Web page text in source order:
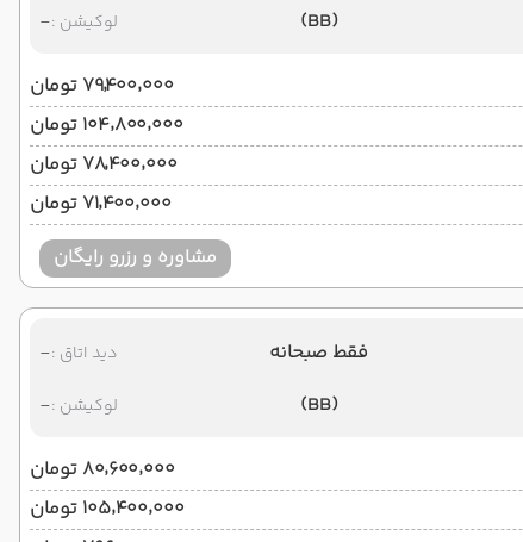
(BB)
لوکیشن :-
۷۹٬۴۰۰٬۰۰۰ تومان
۱۰۴٬۸۰۰٬۰۰۰ تومان
۷۸٬۴۰۰٬۰۰۰ تومان
۷۱٬۴۰۰٬۰۰۰ تومان
مشاوره و رزرو رایگان
فقط صبحانه
(BB)
دید اتاق :-
لوکیشن :-
۸۰٬۶۰۰٬۰۰۰ تومان
۱۰۵٬۴۰۰٬۰۰۰ تومان